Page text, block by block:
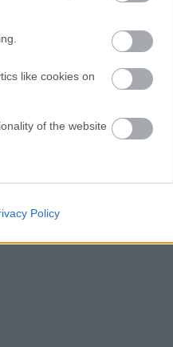
like cookies on
of the website
including
Policy
EGYIK